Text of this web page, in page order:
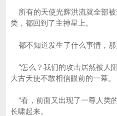
所有的天使光辉洪流就全部被
类，都回到了主神星上。
都不知道发生了什么事情，那
“怎么？我们的攻击居然被人
大古天使不敢相信眼前的一幕。
“看，前面又出现了一尊人类
长啸起来。